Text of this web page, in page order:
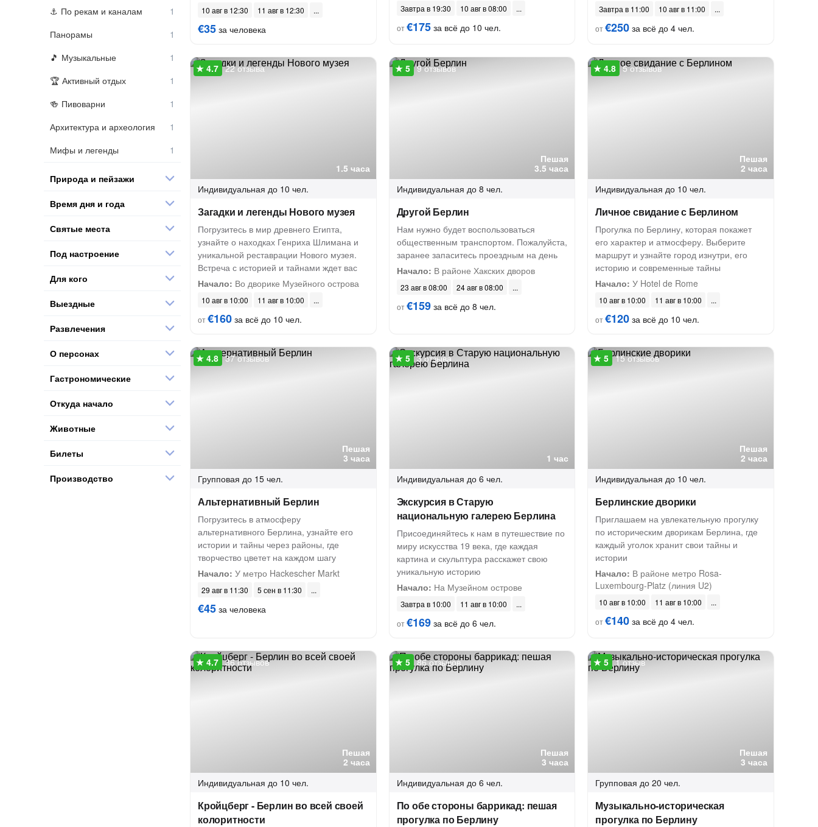
10 авг в 12:30 11 авг в 12:30
€35 за человека
Завтра в 19:30
10 авг в 08:00
от€175за всё до 10 чел.
Завтра в 11:00
10 авг в 11:00
от€250 за всё до 4 чел.
1.5 часа
22 отзыва
Индивидуальная до 10 чел.
Загадки и легенды Нового музея
Погрузитесь в мир древнего Египта,
узнайте о находках Генриха Шлимана и
уникальной реставрации Нового музея.
Встреча с историей и тайнами ждет вас
Начало: Во дворике Музейного острова
10 авг в 10:00
11 авг в 10:00
от€160 за всё до 10 чел.
Пешая
3.5 часа
9 отзывов
Индивидуальная до 8 чел.
Другой Берлин
Нам нужно будет воспользоваться
общественным транспортом. Пожалуйста,
заранее запаситесь проездным на день
Начало: В районе Хакских дворов
23 авг в 08:00
24 авг в 08:00
от€159за всё до 8 чел.
Пешая
2 часа
5 отзывов
Индивидуальная до 10 чел.
Личное свидание с Берлином
Прогулка по Берлину, которая покажет
его характер и атмосферу. Выберите
маршрут и узнайте город изнутри, его
историю и современные тайны
Начало: У Hotel de Rome
10 авг в 10:00
11 авг в 10:00
от€120 за всё до 10 чел.
Пешая
3 часа
37 отзывов
Групповая до 15 чел.
Альтернативный Берлин
Погрузитесь в атмосферу
альтернативного Берлина, узнайте его
истории и тайны через районы, где
творчество цветет на каждом шагу
Начало: У метро Hackescher Markt
29 авг в 11:30 5 сен в 11:30
€45 за человека
1 час
3 отзыва
Индивидуальная до 6 чел.
Экскурсия в Старую
национальную галерею Берлина
Присоединяйтесь к нам в путешествие по
миру искусства 19 века, где каждая
картина и скульптура расскажет свою
уникальную историю
Начало: На Музейном острове
Завтра в 10:00
11 авг в 10:00
от€169за всё до 6 чел.
Пешая
2 часа
15 отзывов
Индивидуальная до 10 чел.
Берлинские дворики
Приглашаем на увлекательную прогулку
по историческим дворикам Берлина, где
каждый уголок хранит свои тайны и
истории
Начало: В районе метро Rosa-
Luxembourg-Platz (линия U2)
10 авг в 10:00
11 авг в 10:00
от€140 за всё до 4 чел.
Пешая
2 часа
36 отзывов
Индивидуальная до 10 чел.
Кройцберг - Берлин во всей своей
колоритности
Пешая
3 часа
86 отзывов
Индивидуальная до 6 чел.
По обе стороны баррикад: пешая
прогулка по Берлину
Пешая
3 часа
1 отзыв
Групповая до 20 чел.
Музыкально-историческая
прогулка по Берлину
По рекам и каналам
Панорамы
Музыкальные
Активный отдых
Пивоварни
Архитектура и археология
Мифы и легенды
Природа и пейзажи
Время дня и года
Святые места
Под настроение
Для кого
Выездные
Развлечения
О персонах
Гастрономические
Откуда начало
Животные
Билеты
Производство